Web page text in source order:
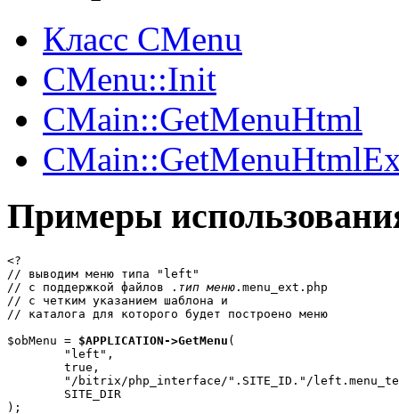
Класс CMenu
CMenu::Init
CMain::GetMenuHtml
Примеры
<?
// выводим меню типа "left"
// с поддержкой файлов . тип меню .menu_ext.php
// с четким указанием шаблона и
// каталога для которого будет построено меню
$obMenu = $APPLICATION->GetMenu (
);